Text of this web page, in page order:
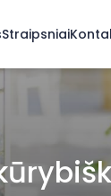
Straipsniai